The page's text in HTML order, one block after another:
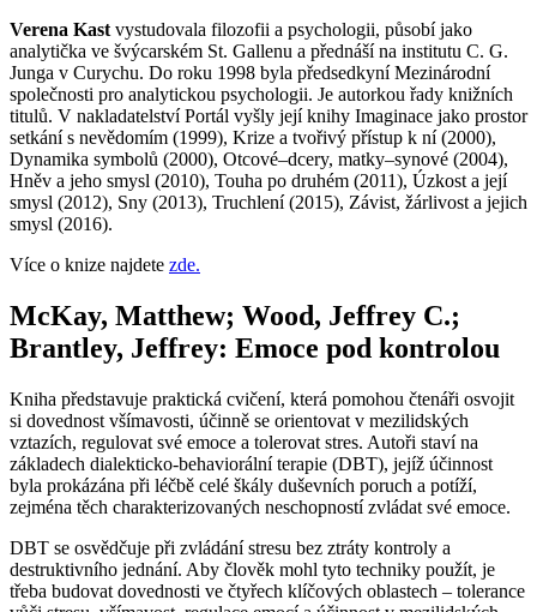
Verena Kast vystudovala filozofii a psychologii, působí jako
analytička ve švýcarském St. Gallenu a přednáší na institutu C. G.
Junga v Curychu. Do roku 1998 byla předsedkyní Mezinárodní
společnosti pro analytickou psychologii. Je autorkou řady knižních
titulů. V nakladatelství Portál vyšly její knihy Imaginace jako prostor
setkání s nevědomím (1999), Krize a tvořivý přístup k ní (2000),
Dynamika symbolů (2000), Otcové–dcery, matky–synové (2004),
Hněv a jeho smysl (2010), Touha po druhém (2011), Úzkost a její
smysl (2012), Sny (2013), Truchlení (2015), Závist, žárlivost a jejich
smysl (2016).
Více o knize najdete zde.
McKay, Matthew; Wood, Jeffrey C.;
Brantley, Jeffrey: Emoce pod kontrolou
Kniha představuje praktická cvičení, která pomohou čtenáři osvojit
si dovednost všímavosti, účinně se orientovat v mezilidských
vztazích, regulovat své emoce a tolerovat stres. Autoři staví na
základech dialekticko-behaviorální terapie (DBT), jejíž účinnost
byla prokázána při léčbě celé škály duševních poruch a potíží,
zejména těch charakterizovaných neschopností zvládat své emoce.
DBT se osvědčuje při zvládání stresu bez ztráty kontroly a
destruktivního jednání. Aby člověk mohl tyto techniky použít, je
třeba budovat dovednosti ve čtyřech klíčových oblastech – tolerance